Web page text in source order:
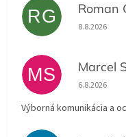
RG Roman
8.8.2026
MS Marcel
6.8.2026
Výborná komunikácia a